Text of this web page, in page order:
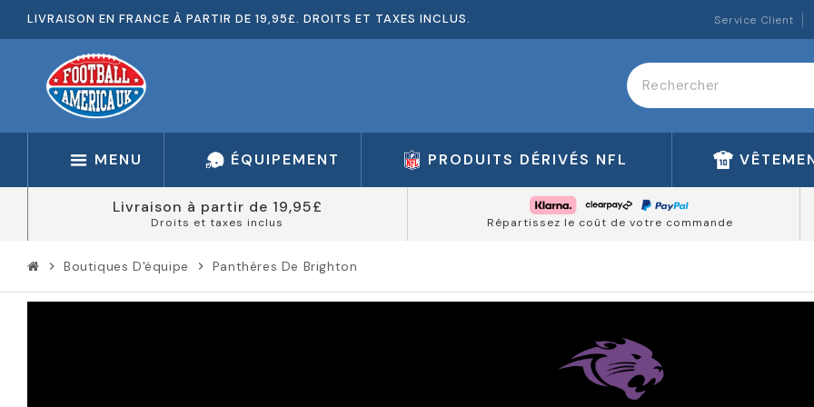
LIVRAISON EN FRANCE À PARTIR DE 19,95£. DROITS ET TAXES INCLUS. Service Client
MENU ÉQUIPEMENT PRODUITS DÉRIVÉS NFL
Livraison à partir de 19,95£
Droits et taxes inclus Répartissez le coût de votre commande
chevron_right Boutiques D'équipe chevron_right Panthères De Brighton